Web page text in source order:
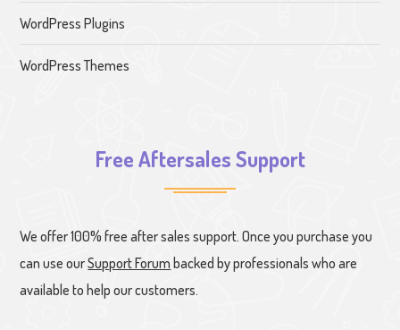
WordPress Plugins
WordPress Themes
Free Aftersales Support
We offer 100% free after sales support. Once you purchase you
can use ourSupport Forum backed by professionals who are
available to help our customers.